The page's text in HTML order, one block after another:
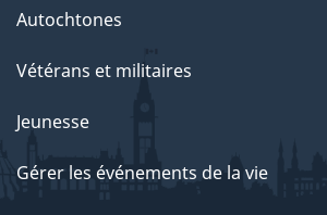
Autochtones
Vétérans et militaires
Jeunesse
Gérer les événements de la vie